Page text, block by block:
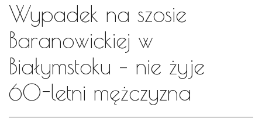
Wypadek na szosie
Baranowickiej w
Białymstoku – nie żyje
60-letni mężczyzna